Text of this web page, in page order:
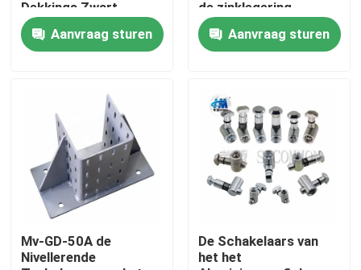
Ongeveer ons
Kwaliteitscontrole
Contacteer ons
Verzoek om een Citaat
Dekkings Zwart
Profiel
Aanvraag sturen
de zinklegering
Aanvraag sturen
Mv-GD-50A de
Nivellerende
De Schakelaars van
het het